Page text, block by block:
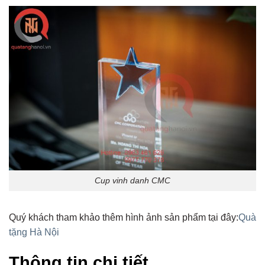
Cup vinh danh CMC
Quý khách tham khảo thêm hình ảnh sản phẩm tại đây:Quà
tặng Hà Nội